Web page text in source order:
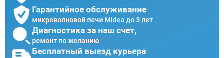
Гарантийное обслуживание
микроволновой печи Midea до 3 лет
Диагностика за наш счет,
ремонт по желанию
Бесплатный выезд курьера